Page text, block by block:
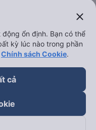
close
ổn định. Bạn có thể
kỳ lúc nào trong phần
Chính sách Cookie.
cả